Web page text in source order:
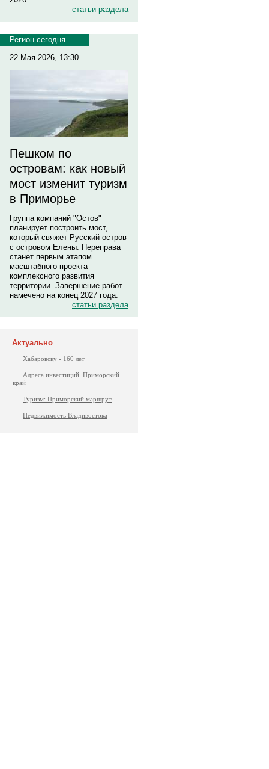
статьи раздела
Регион сегодня
22 Мая 2026, 13:30
Пешком по
островам: как новый
мост изменит туризм
в Приморье
Группа компаний "Остов"
планирует построить мост,
который свяжет Русский остров
с островом Елены. Переправа
станет первым этапом
масштабного проекта
комплексного развития
территории. Завершение работ
намечено на конец 2027 года.
статьи раздела
Актуально
Хабаровску - 160 лет
Адреса инвестиций. Приморский
край
Туризм: Приморский маршрут
Недвижимость Владивостока